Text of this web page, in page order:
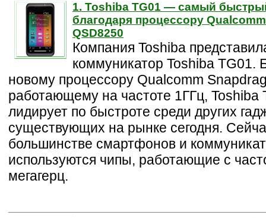
1. Toshiba TG01 — самый
благодаря процессору
QSD8250
Компания Toshiba
коммуникатор Toshiba TG01.
новому процессору Qualcomm
работающему на частоте 1ГГц, Toshiba
лидирует по быстроте среди других
существующих на рынке сегодня.
большинстве смартфонов и
используются чипы, работающие с
мегагерц.